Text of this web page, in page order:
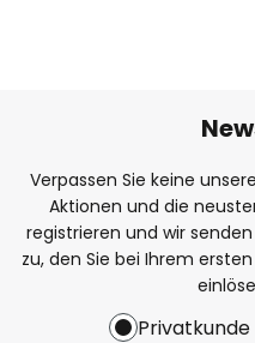
Verpassen Sie keine
Aktionen und die
registrieren und wir
zu, den Sie bei Ihrem
Privatkunde